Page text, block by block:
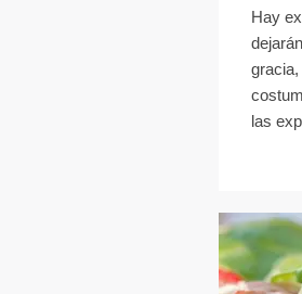
Hay
las